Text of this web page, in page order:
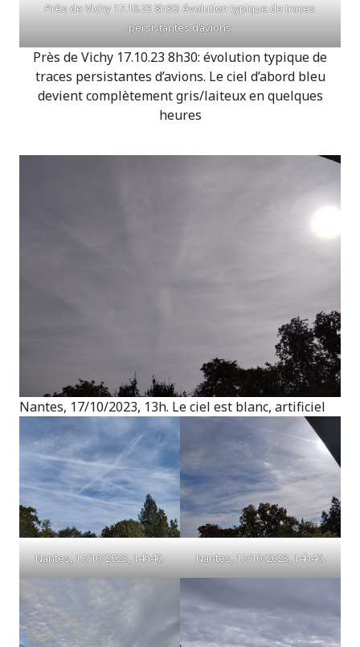
Près de Vichy 17.10.23 8h30: évolution typique de traces
persistantes d’avions
Près de Vichy 17.10.23 8h30: évolution typique de
traces persistantes d’avions. Le ciel d’abord bleu
devient complètement gris/laiteux en quelques
heures
Nantes, 17/10/2023, 13h. Le ciel est blanc, artificiel
Nantes, 17/10/2023, 14h40. Nantes, 17/10/2023, 14h40.